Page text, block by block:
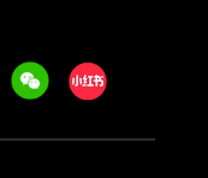
WeechatXiaohongshu/